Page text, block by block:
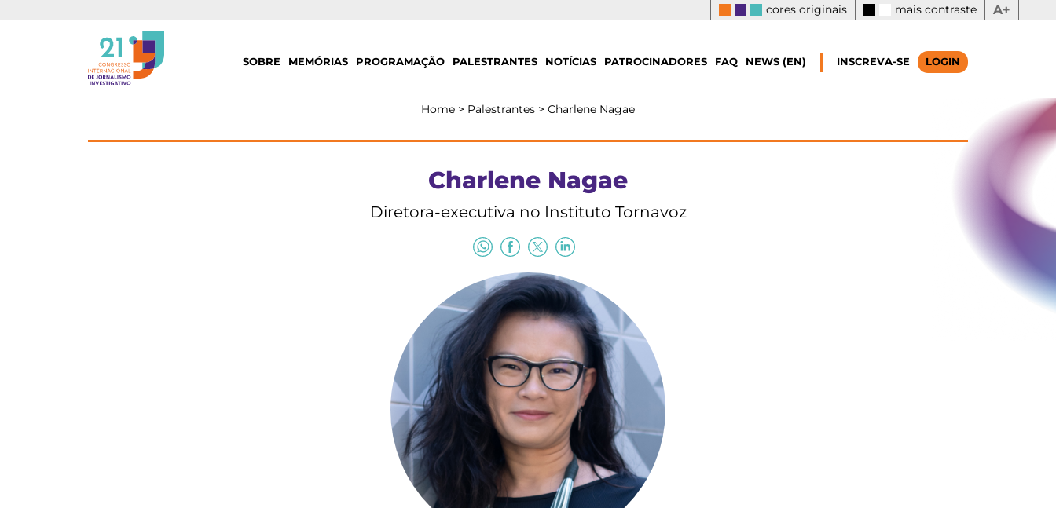
cores originais mais contraste A+
SOBRE MEMÓRIAS PROGRAMAÇÃO PALESTRANTES NOTÍCIAS PATROCINADORES FAQ NEWS (EN) INSCREVA-SE LOGIN
Home > Palestrantes > Charlene Nagae
Charlene Nagae
Diretora-executiva no Instituto Tornavoz